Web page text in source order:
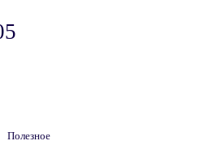
Полезное